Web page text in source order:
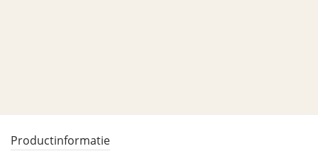
Productinformatie